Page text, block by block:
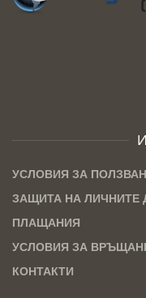
УСЛОВИЯ ЗА
ЗАЩИТА НА ЛИЧНИТЕ
ПЛАЩАНИЯ
УСЛОВИЯ ЗА
КОНТАКТИ